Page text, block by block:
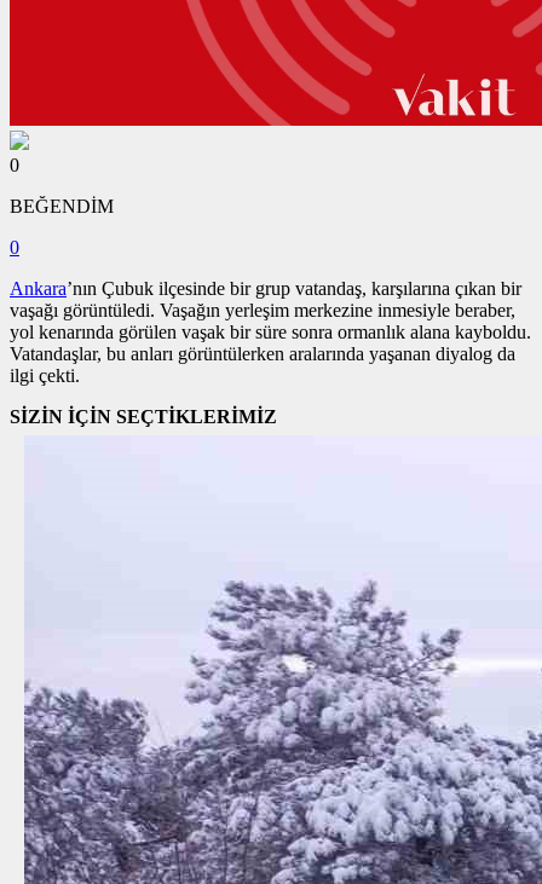
0
BEĞENDİM
0
Ankara’nın Çubuk ilçesinde bir grup vatandaş, karşılarına çıkan bir
vaşağı görüntüledi. Vaşağın yerleşim merkezine inmesiyle beraber,
yol kenarında görülen vaşak bir süre sonra ormanlık alana kayboldu.
Vatandaşlar, bu anları görüntülerken aralarında yaşanan diyalog da
ilgi çekti.
SİZİN İÇİN SEÇTİKLERİMİZ